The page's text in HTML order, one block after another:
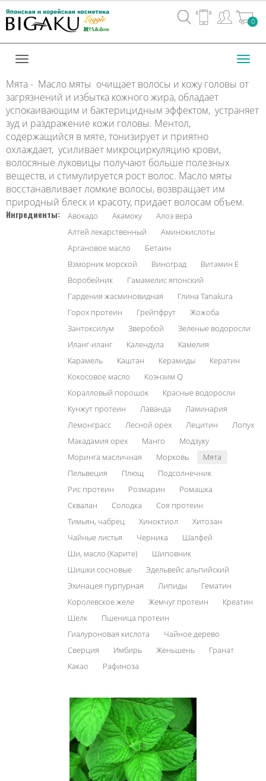
Вход
/
0
Мята - Масло мяты очищает волосы и кожу головы от
загрязнений и избытка кожного жира, обладает
успокаивающим и бактерицидным эффектом, устраняет
зуд и раздражение кожи головы. Ментол,
содержащийся в мяте, тонизирует и приятно
охлаждает, усиливает микроциркуляцию крови,
волосяные луковицы получают больше полезных
веществ, и стимулируется рост волос. Масло мяты
восстанавливает ломкие волосы, возвращает им
природный блеск и красоту, придает волосам объем.
Ингредиенты: Авокадо Акамоку
Алоэ вера
Алтей лекарственный
Аминокислоты
Аргановое масло
Бетаин
Взморник морской
Виноград
Витамин Е
Воробейник
Гамамелис японский
Гардения жасминовидная
Глина Tanakura
Горох протеин
Грейпфрут
Жожоба
Зантоксилум
Зверобой
Зеленые водоросли
Иланг-иланг
Календула
Камелия
Карамель
Каштан Керамиды
Кератин
Кокосовое масло
Коэнзим Q
Коралловый порошок
Красные водоросли
Кунжут протеин
Лаванда
Ламинария
Лемонграсс
Лесной орех Лецитин
Лопух
Макадамия орех
Манго
Модзуку
Моринга масличная
Морковь
Мята
Пельвеция
Плющ
Подсолнечник
Рис протеин
Розмарин
Ромашка
Сквалан
Солодка
Соя протеин
Тимьян, чабрец
Хиноктиол
Хитозан
Чайные листья
Черника
Шалфей
Ши, масло (Карите)
Шиповник
Шишки сосновые
Эдельвейс альпийский
Эхинацея пурпурная
Липиды
Гематин
Королевское желе
Жемчуг протеин
Креатин
Шелк
Пшеница протеин
Гиалуроновая кислота
Чайное дерево
Сверция
Имбирь Женьшень
Гранат
Какао
Рафиноза